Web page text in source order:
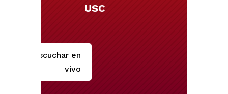
USC
Escuchar en
vivo